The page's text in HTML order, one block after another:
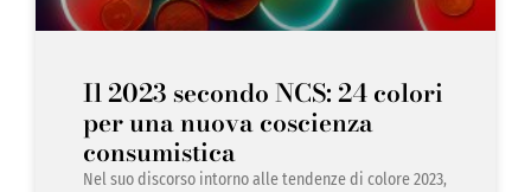
Il 2023 secondo NCS: 24 colori
per una nuova coscienza
consumistica
Nel suo discorso intorno alle tendenze di colore 2023,